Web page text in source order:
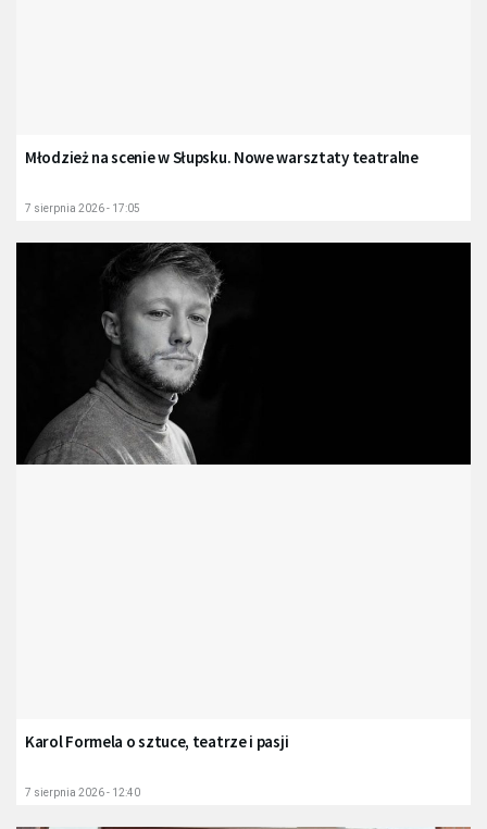
Młodzież na scenie w Słupsku. Nowe warsztaty teatralne
7 sierpnia 2026 - 17:05
Karol Formela o sztuce, teatrze i pasji
7 sierpnia 2026 - 12:40